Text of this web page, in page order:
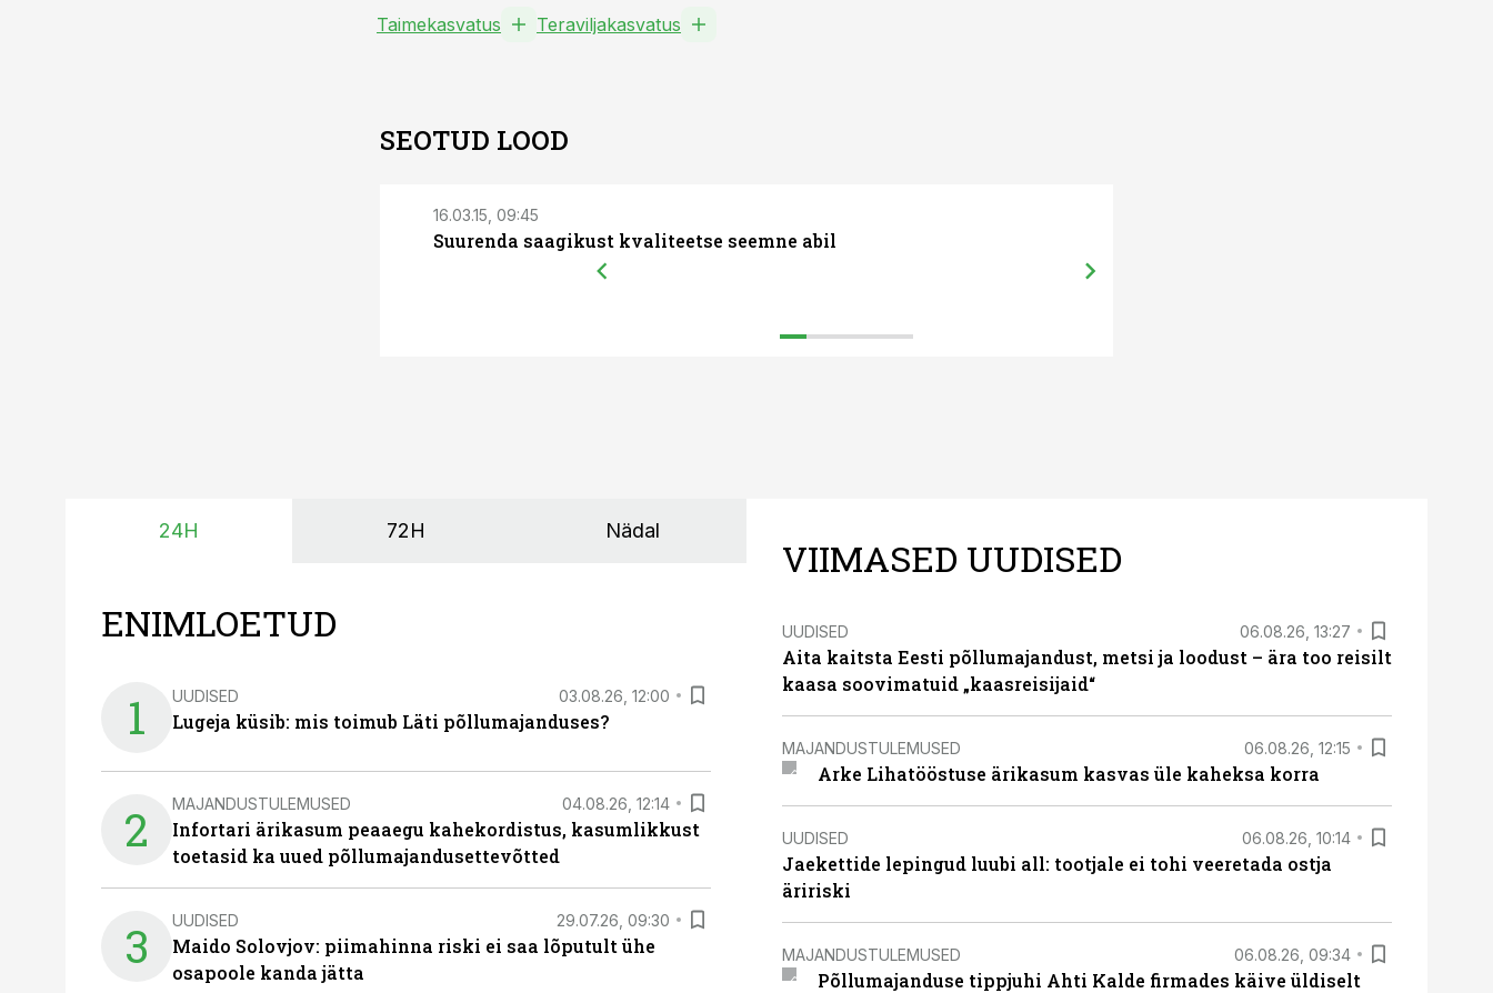
Taimekasvatus Teraviljakasvatus
SEOTUD LOOD
16.03.15, 09:45
Suurenda saagikust kvaliteetse seemne abil
24H 72H Nädal
ENIMLOETUD
1 UUDISED 03.08.26, 12:00
Lugeja küsib: mis toimub Läti põllumajanduses?
2 MAJANDUSTULEMUSED 04.08.26, 12:14
Infortari ärikasum peaaegu kahekordistus, kasumlikkust
toetasid ka uued põllumajandusettevõtted
3 UUDISED 29.07.26, 09:30
Maido Solovjov: piimahinna riski ei saa lõputult ühe
osapoole kanda jätta
VIIMASED UUDISED
UUDISED 06.08.26, 13:27
Aita kaitsta Eesti põllumajandust, metsi ja loodust – ära too reisilt
kaasa soovimatuid „kaasreisijaid“
MAJANDUSTULEMUSED 06.08.26, 12:15
Arke Lihatööstuse ärikasum kasvas üle kaheksa korra
UUDISED 06.08.26, 10:14
Jaekettide lepingud luubi all: tootjale ei tohi veeretada ostja
äririski
MAJANDUSTULEMUSED 06.08.26, 09:34
Põllumajanduse tippjuhi Ahti Kalde firmades käive üldiselt